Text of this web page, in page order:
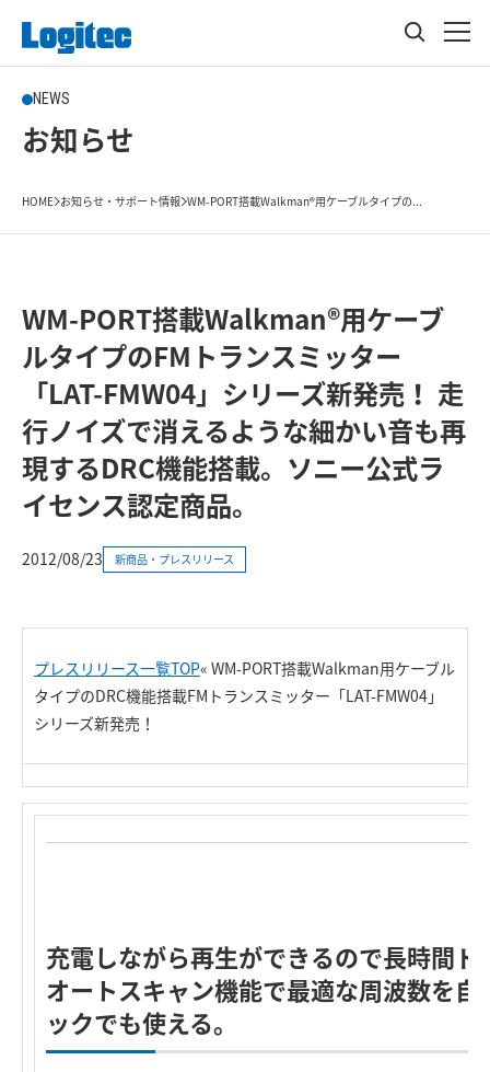
NEWS
お知らせ
HOME お知らせ・サポート情報 WM-PORT搭載Walkman®用ケーブルタイプの...
WM-PORT搭載Walkman®用ケーブ
ルタイプのFMトランスミッター
「LAT-FMW04」シリーズ新発売！ 走
行ノイズで消えるような細かい音も再
現するDRC機能搭載。ソニー公式ラ
イセンス認定商品。
2012/08/23 新商品・プレスリリース
プレスリリース一覧TOP« WM-PORT搭載Walkman用ケーブル
タイプのDRC機能搭載FMトランスミッター「LAT-FMW04」
シリーズ新発売！
充電しながら再生ができるので長時間ド
オートスキャン機能で最適な周波数を
ックでも使える。